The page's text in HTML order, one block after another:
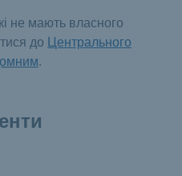
не мають власного
до Центрального
.